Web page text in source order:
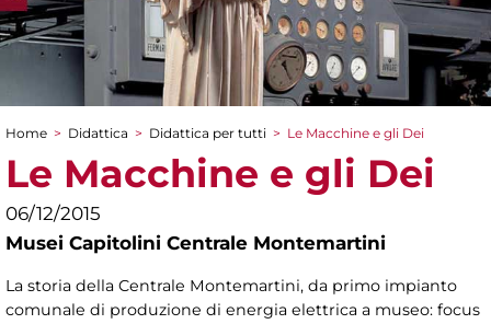
Tu sei qui
Home > Didattica > Didattica per tutti > Le Macchine e gli Dei
Le Macchine e gli Dei
06/12/2015
Musei Capitolini Centrale Montemartini
La storia della Centrale Montemartini, da primo impianto
comunale di produzione di energia elettrica a museo: focus